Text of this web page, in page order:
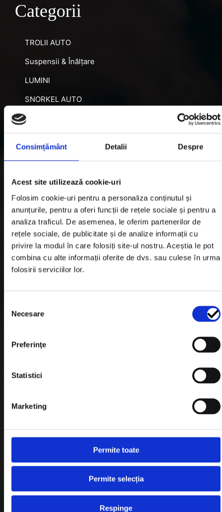
Consimțământ Detalii Despre
Acest site utilizează cookie-uri
Folosim cookie-uri pentru a personaliza conținutul și
anunțurile, pentru a oferi funcții de rețele sociale și pentru a
analiza traficul. De asemenea, le oferim partenerilor de
rețele sociale, de publicitate și de analize informații cu
privire la modul în care folosiți site-ul nostru. Aceștia le pot
combina cu alte informații oferite de dvs. sau culese în urma
folosirii serviciilor lor.
consimțământului
Necesare
Preferinţe
Statistici
Marketing
Permite toate
Permite selecția
Respinge
Categorii
TROLII AUTO
Suspensii & Înălțare
LUMINI
SNORKEL AUTO
ACCESORII RECUPERARE
Informatii utile
Informatii Livrare
Garantie si Retur
Politica de Cookies
Plata in Rate
Link-uri rapide
Blog